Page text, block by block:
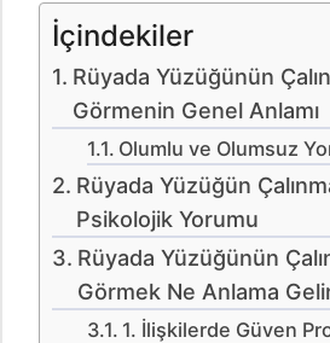
İçindekiler
Rüyada Yüzüğünün
Görmenin Genel Anlamı
Olumlu ve Olumsuz
Rüyada Yüzüğün
Psikolojik Yorumu
Rüyada Yüzüğünün
Görmek Ne Anlama
1. İlişkilerde Güven